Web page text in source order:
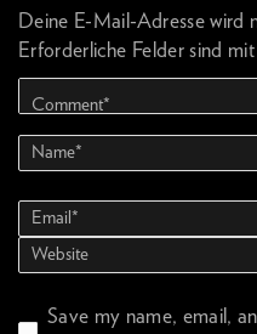
Deine E-Mail-Adresse wird
Erforderliche Felder sind mit
Save my name, email,